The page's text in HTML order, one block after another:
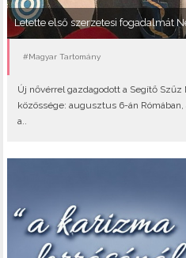
Letette első szerzetesi fogadalmát
#Magyar Tartomány
Új nővérrel gazdagodott a Segítő
közössége: augusztus 6-án
a..